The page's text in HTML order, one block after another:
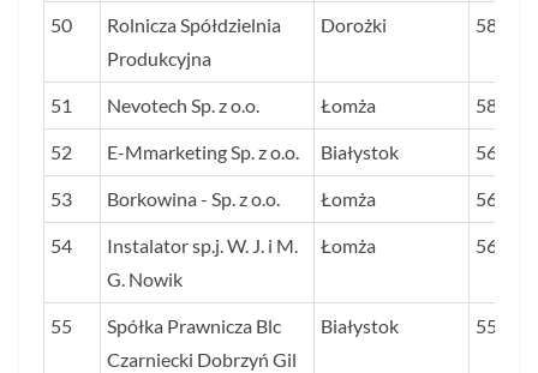
50
Rolnicza Spółdzielnia
Produkcyjna
Dorożki 58,2
51 Nevotech Sp. z o.o. Łomża 58,1
52 E-Mmarketing Sp. z o.o. Białystok 56,8
53 Borkowina - Sp. z o.o. Łomża 56,6
54
Instalator sp.j. W. J. i M.
G. Nowik
Łomża 56,0
55
Spółka Prawnicza Blc
Czarniecki Dobrzyń Gil
Białystok 55,4